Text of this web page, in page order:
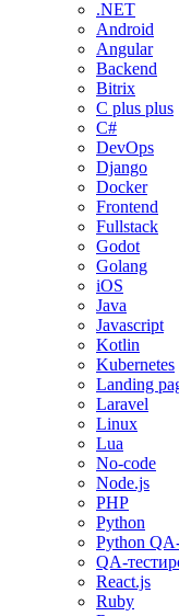
.NET
Android
Angular
Backend
Bitrix
C plus plus
C#
DevOps
Django
Docker
Frontend
Fullstack
Godot
Golang
iOS
Java
Javascript
Kotlin
Kubernetes
Landing
Laravel
Linux
Lua
No-code
Node.js
PHP
Python
Python
QA-
React.js
Ruby